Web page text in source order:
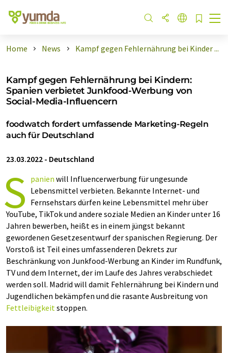
Home News Kampf gegen Fehlernährung bei Kinder ...
Kampf gegen Fehlernährung bei Kindern:
Spanien verbietet Junkfood-Werbung von
Social-Media-Influencern
foodwatch fordert umfassende Marketing-Regeln
auch für Deutschland
23.03.2022 - Deutschland
S panien will Influencerwerbung für ungesunde
Lebensmittel verbieten. Bekannte Internet- und
Fernsehstars dürfen keine Lebensmittel mehr über
YouTube, TikTok und andere soziale Medien an Kinder unter 16
Jahren bewerben, heißt es in einem jüngst bekannt
gewordenen Gesetzesentwurf der spanischen Regierung. Der
Vorstoß ist Teil eines umfassenderen Dekrets zur
Beschränkung von Junkfood-Werbung an Kinder im Rundfunk,
TV und dem Internet, der im Laufe des Jahres verabschiedet
werden soll. Madrid will damit Fehlernährung bei Kindern und
Jugendlichen bekämpfen und die rasante Ausbreitung von
Fettleibigkeitstoppen.